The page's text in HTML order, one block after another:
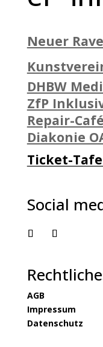
Neuer
DHBW
ZfP
Repair-Café
Diakonie
Ticket-
Social
AGB
Impressum
Datenschutz